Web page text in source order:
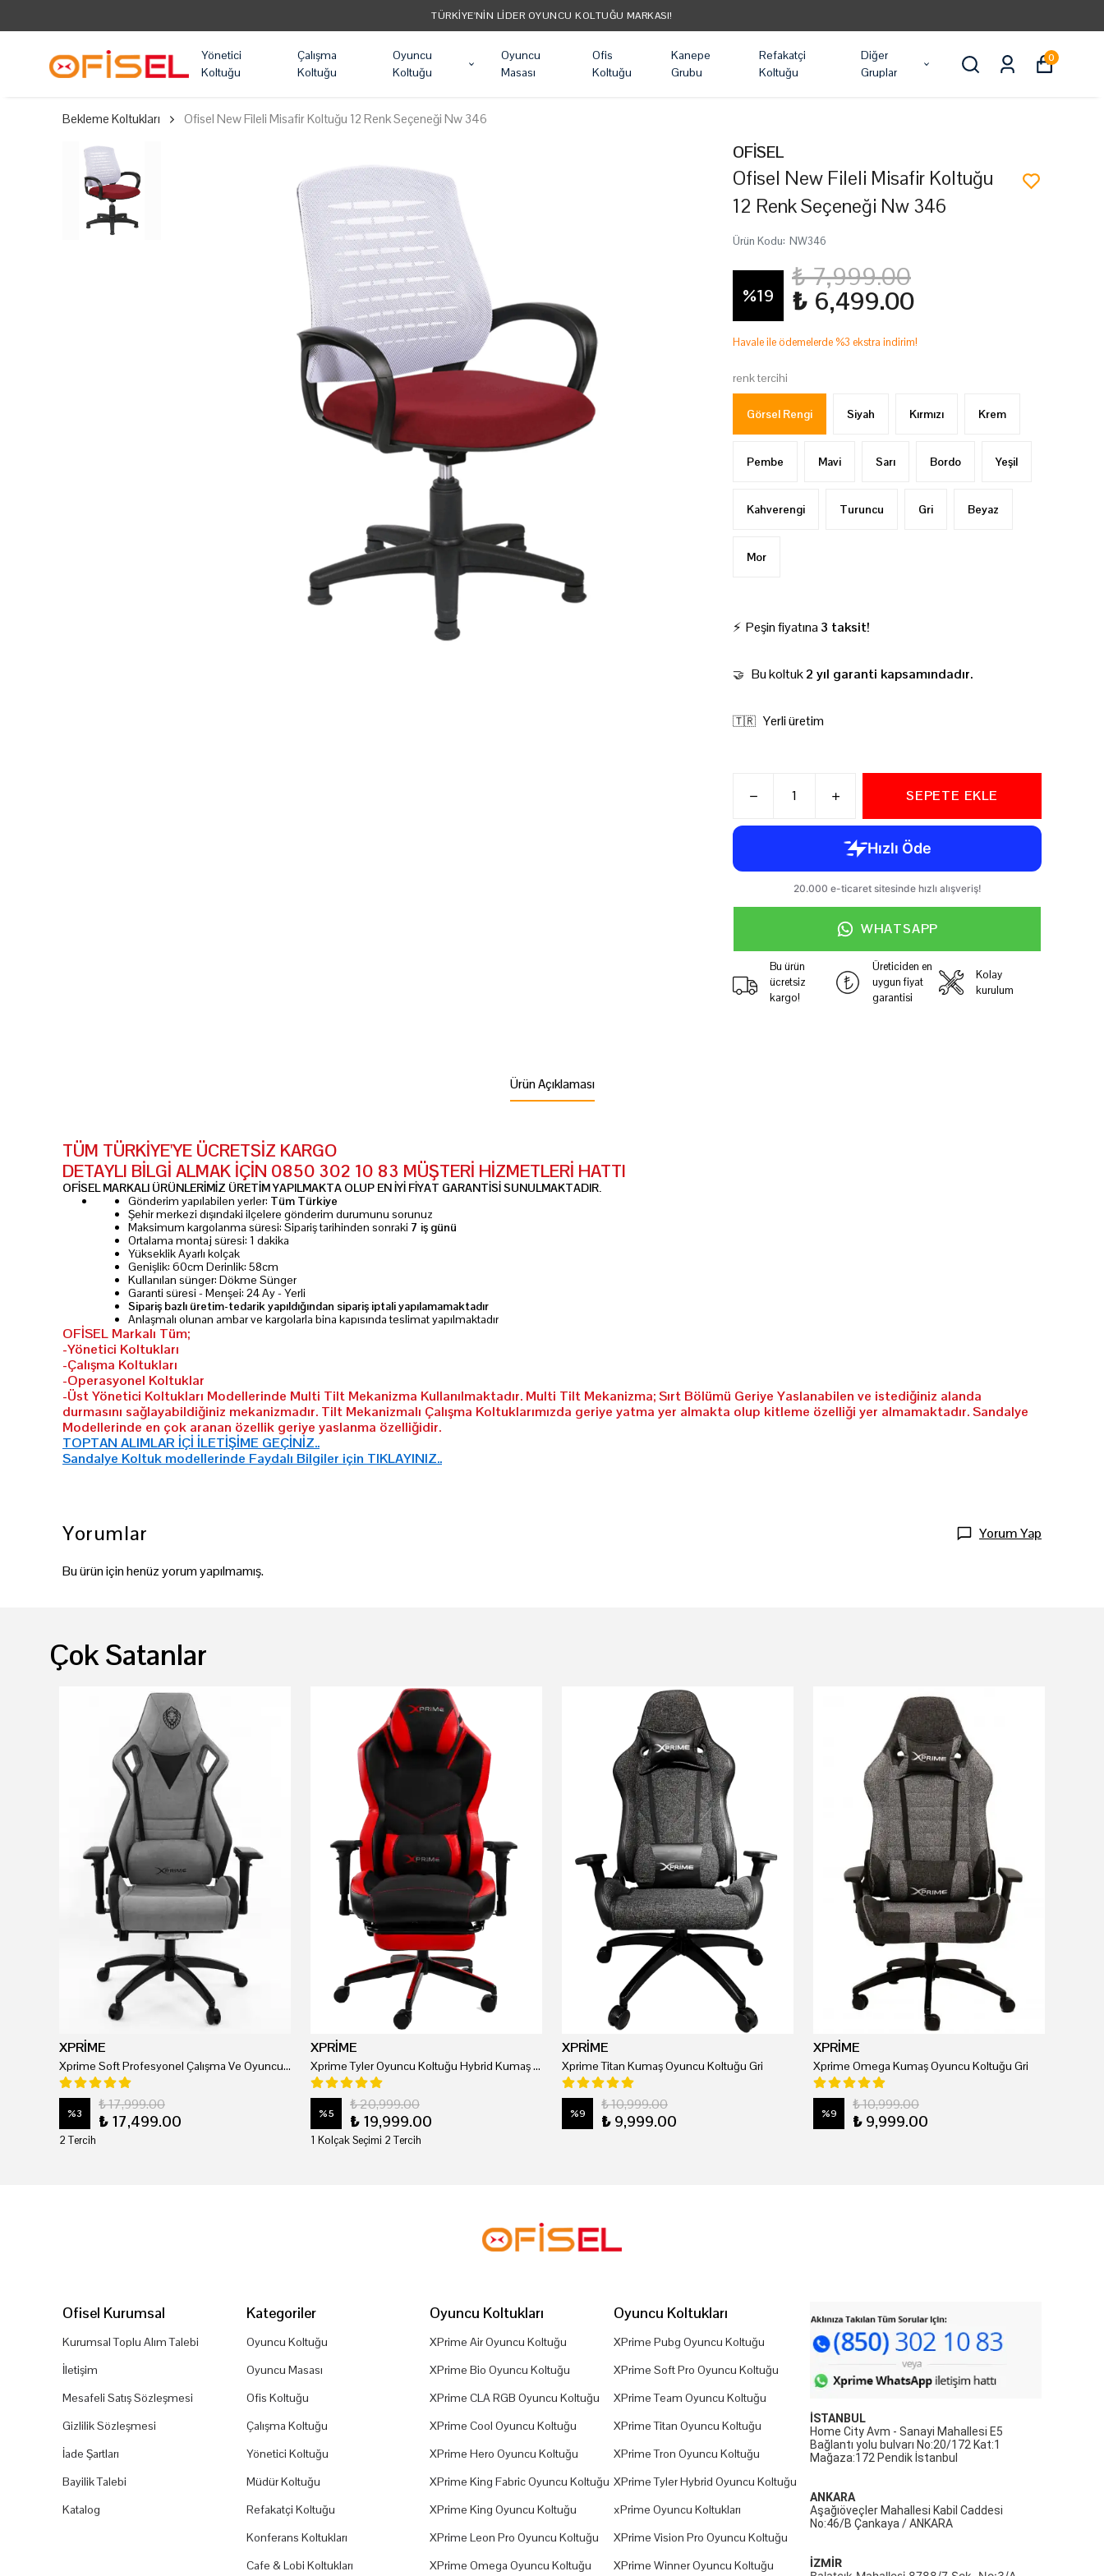
TÜRKIYE'NIN LIDER OYUNCU KOLTUĞU MARKASI!
Yönetici
Koltuğu
Çalışma
Koltuğu
Oyuncu
Koltuğu
Oyuncu
Masası
Ofis
Koltuğu
Kanepe
Grubu
Refakatçi
Koltuğu
Diğer
Gruplar
0
Bekleme Koltukları Ofisel New Fileli Misafir Koltuğu 12 Renk Seçeneği Nw 346
OFİSEL
Ofisel New Fileli Misafir Koltuğu
12 Renk Seçeneği Nw 346
Ürün Kodu: NW346
%19
₺ 7,999.00
₺ 6,499.00
Havale ile ödemelerde %3 ekstra indirim!
renk tercihi
Görsel Rengi Siyah Kırmızı Krem
Pembe Mavi Sarı Bordo Yeşil
Kahverengi Turuncu Gri Beyaz
Mor
⚡ Peşin fiyatına 3 taksit!
🤝 Bu koltuk2 yıl garanti kapsamındadır.
🇹🇷 Yerli üretim
SEPETE EKLE
WHATSAPP
Bu ürün
ücretsiz
kargo!
Üreticiden en
uygun fiyat
garantisi
Kolay
kurulum
Ürün Açıklaması
TÜM TÜRKİYE'YE ÜCRETSİZ KARGO
DETAYLI BİLGİ ALMAK İÇİN 0850 302 10 83 MÜŞTERİ HİZMETLERİ HATTI
OFİSEL MARKALI ÜRÜNLERİMİZ ÜRETİM YAPILMAKTA OLUP EN İYİ FİYAT GARANTİSİ SUNULMAKTADIR.
Gönderim yapılabilen yerler: Tüm Türkiye
Şehir merkezi dışındaki ilçelere gönderim durumunu sorunuz
Maksimum kargolanma süresi: Sipariş tarihinden sonraki 7 iş günü
Ortalama montaj süresi: 1 dakika
Yükseklik Ayarlı kolçak
Genişlik: 60cm Derinlik: 58cm
Kullanılan sünger: Dökme Sünger
Garanti süresi - Menşei: 24 Ay - Yerli
Sipariş bazlı üretim-tedarik yapıldığından sipariş iptali yapılamamaktadır
Anlaşmalı olunan ambar ve kargolarla bina kapısında teslimat yapılmaktadır
OFİSEL Markalı Tüm;
-Yönetici Koltukları
-Çalışma Koltukları
-Operasyonel Koltuklar
-Üst Yönetici Koltukları Modellerinde Multi Tilt Mekanizma Kullanılmaktadır. Multi Tilt Mekanizma; Sırt Bölümü Geriye Yaslanabilen ve istediğiniz alanda
durmasını sağlayabildiğiniz mekanizmadır. Tilt Mekanizmalı Çalışma Koltuklarımızda geriye yatma yer almakta olup kitleme özelliği yer almamaktadır. Sandalye
Modellerinde en çok aranan özellik geriye yaslanma özelliğidir.
TOPTAN ALIMLAR İÇİ İLETİŞİME GEÇİNİZ..
Sandalye Koltuk modellerinde Faydalı Bilgiler için TIKLAYINIZ..
Yorumlar Yorum Yap
Bu ürün için henüz yorum yapılmamış.
Çok Satanlar
XPRİME
Xprime Soft Profesyonel Çalışma Ve Oyuncu Koltuğu
%3
₺ 17,999.00
₺ 17,499.00
2 Tercih
XPRİME
Xprime Tyler Oyuncu Koltuğu Hybrid Kumaş Kırmızı
%5
₺ 20,999.00
₺ 19,999.00
1 Kolçak Seçimi 2 Tercih
XPRİME
Xprime Titan Kumaş Oyuncu Koltuğu Gri
%9
₺ 10,999.00
₺ 9,999.00
XPRİME
Xprime Omega Kumaş Oyuncu Koltuğu Gri
%9
₺ 10,999.00
₺ 9,999.00
Ofisel Kurumsal
Kurumsal Toplu Alım Talebi
İletişim
Mesafeli Satış Sözleşmesi
Gizlilik Sözleşmesi
İade Şartları
Bayilik Talebi
Katalog
Kategoriler
Oyuncu Koltuğu
Oyuncu Masası
Ofis Koltuğu
Çalışma Koltuğu
Yönetici Koltuğu
Müdür Koltuğu
Refakatçi Koltuğu
Konferans Koltukları
Cafe & Lobi Koltukları
Oyuncu Koltukları
XPrime Air Oyuncu Koltuğu
XPrime Bio Oyuncu Koltuğu
XPrime CLA RGB Oyuncu Koltuğu
XPrime Cool Oyuncu Koltuğu
XPrime Hero Oyuncu Koltuğu
XPrime King Fabric Oyuncu Koltuğu
XPrime King Oyuncu Koltuğu
XPrime Leon Pro Oyuncu Koltuğu
XPrime Omega Oyuncu Koltuğu
Oyuncu Koltukları
XPrime Pubg Oyuncu Koltuğu
XPrime Soft Pro Oyuncu Koltuğu
XPrime Team Oyuncu Koltuğu
XPrime Titan Oyuncu Koltuğu
XPrime Tron Oyuncu Koltuğu
XPrime Tyler Hybrid Oyuncu Koltuğu
xPrime Oyuncu Koltukları
XPrime Vision Pro Oyuncu Koltuğu
XPrime Winner Oyuncu Koltuğu
İSTANBUL
Home City Avm - Sanayi Mahallesi E5
Bağlantı yolu bulvarı No:20/172 Kat:1
Mağaza:172 Pendik İstanbul
ANKARA
Aşağıöveçler Mahallesi Kabil Caddesi
No:46/B Çankaya / ANKARA
İZMİR